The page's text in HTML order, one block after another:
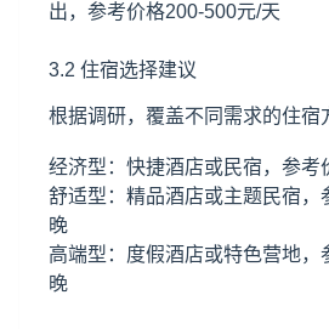
出，参考价格200-500元/天
3.2 住宿选择建议
根据调研，覆盖不同需求的住宿
经济型：快捷酒店或民宿，参考
舒适型：精品酒店或主题民宿，
晚
高端型：度假酒店或特色营地，
晚